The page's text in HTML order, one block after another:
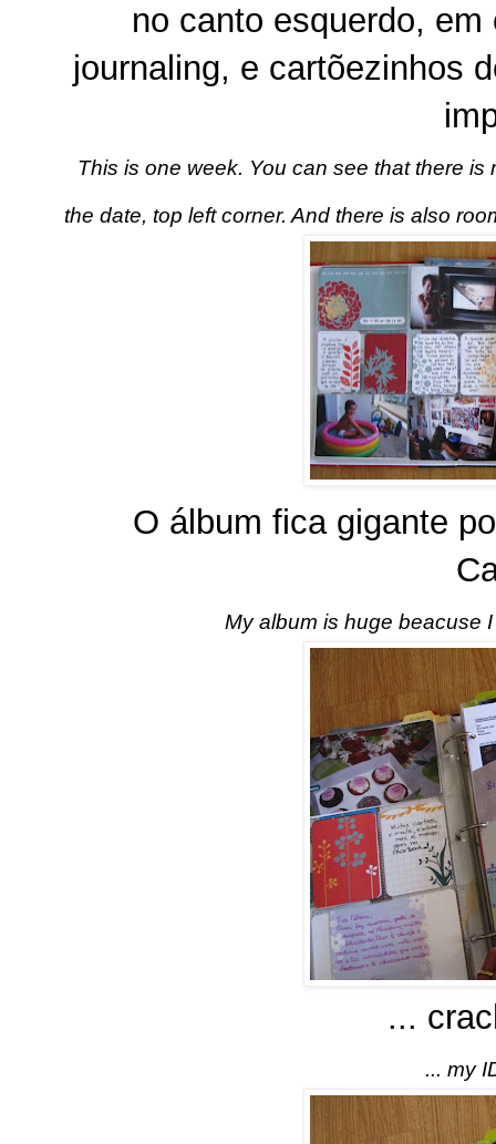
no canto esquerdo,
journaling, e cartõezinhos
This is one week. You can see that there
the date, top left corner. And there is also
O álbum fica gigante
My album is huge beacuse
...
... my